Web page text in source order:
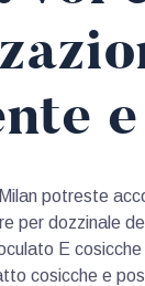
potreste
per dozzinale
E
cosicche e